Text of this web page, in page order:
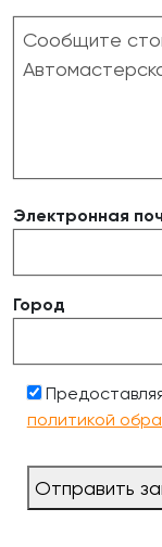
Электронная
Город
политикой
Отправить